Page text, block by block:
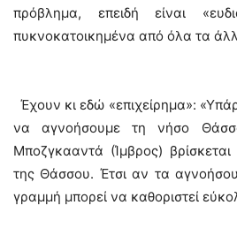
πρόβλημα, επειδή είναι
πυκνοκατοικημένα από όλα τα
Έχουν κι εδώ «επιχείρημα»:
να αγνοήσουμε τη νήσο
Μποζγκααντά (Ίμβρος)
της Θάσσου. Έτσι αν τα
γραμμή μπορεί να καθοριστεί